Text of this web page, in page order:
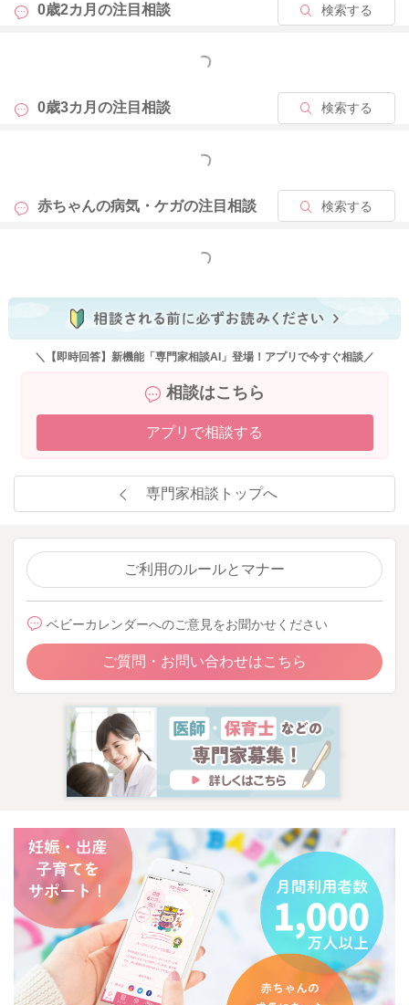
0歳2カ月の注目相談 検索する
もっと見る
0歳3カ月の注目相談 検索する
もっと見る
赤ちゃんの病気・ケガの注目相談 検索する
もっと見る
＼【即時回答】新機能「専門家相談AI」登場！アプリで今すぐ相談／
相談はこちら
アプリで相談する
専門家相談トップへ
ご利用のルールとマナー
ベビーカレンダーへのご意見をお聞かせください
ご質問・お問い合わせはこちら